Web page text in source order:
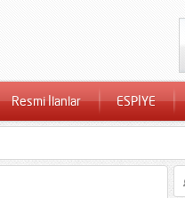
Resmi İlanlar ESPİYE